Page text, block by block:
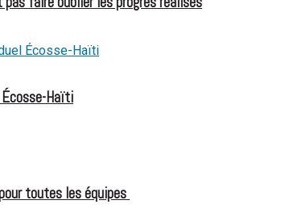
Haïti
toutes les équipes